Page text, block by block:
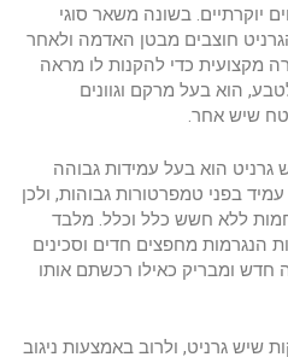
יוקרתיים. בשונה משאר סוגי
חוצבים מבטן האדמה ולאחר
מקצועית כדי להקנות לו מראה
הוא בעל מרקם וגוונים
שיש אחר.
גרניט הוא בעל עמידות גבוהה
בפני טמפרטורות גבוהות, ולכן
חמות ללא חשש כלל וכלל. מלבד
הנגרמות מחפצים חדים וסכינים
חדש ומבריק כאילו רכשתם אותו
שיש גרניט, ולרוב באמצעות ניגוב